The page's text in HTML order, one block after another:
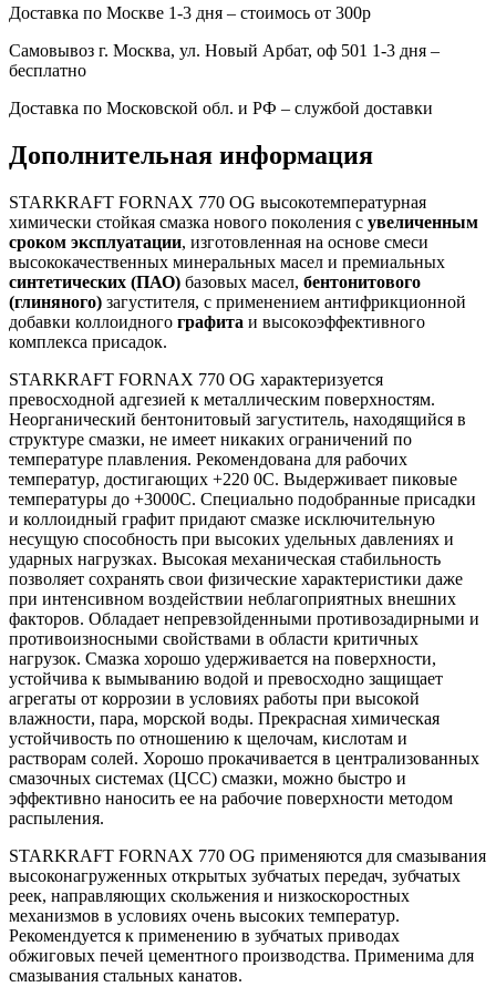
Доставка по Москве 1-3 дня – стоимось от 300р
Самовывоз г. Москва, ул. Новый Арбат, оф 501 1-3 дня –
бесплатно
Доставка по Московской обл. и РФ – службой доставки
Дополнительная информация
STARKRAFT FORNAX 770 OG высокотемпературная
химически стойкая смазка нового поколения с увеличенным
сроком эксплуатации, изготовленная на основе смеси
высококачественных минеральных масел и премиальных
синтетических (ПАО) базовых масел, бентонитового
(глиняного) загустителя, с применением антифрикционной
добавки коллоидного графита и высокоэффективного
комплекса присадок.
STARKRAFT FORNAX 770 OG характеризуется
превосходной адгезией к металлическим поверхностям.
Неорганический бентонитовый загуститель, находящийся в
структуре смазки, не имеет никаких ограничений по
температуре плавления. Рекомендована для рабочих
температур, достигающих +220 0С. Выдерживает пиковые
температуры до +3000С. Специально подобранные присадки
и коллоидный графит придают смазке исключительную
несущую способность при высоких удельных давлениях и
ударных нагрузках. Высокая механическая стабильность
позволяет сохранять свои физические характеристики даже
при интенсивном воздействии неблагоприятных внешних
факторов. Обладает непревзойденными противозадирными и
противоизносными свойствами в области критичных
нагрузок. Смазка хорошо удерживается на поверхности,
устойчива к вымыванию водой и превосходно защищает
агрегаты от коррозии в условиях работы при высокой
влажности, пара, морской воды. Прекрасная химическая
устойчивость по отношению к щелочам, кислотам и
растворам солей. Хорошо прокачивается в централизованных
смазочных системах (ЦСС) смазки, можно быстро и
эффективно наносить ее на рабочие поверхности методом
распыления.
STARKRAFT FORNAX 770 OG применяются для смазывания
высоконагруженных открытых зубчатых передач, зубчатых
реек, направляющих скольжения и низкоскоростных
механизмов в условиях очень высоких температур.
Рекомендуется к применению в зубчатых приводах
обжиговых печей цементного производства. Применима для
смазывания стальных канатов.